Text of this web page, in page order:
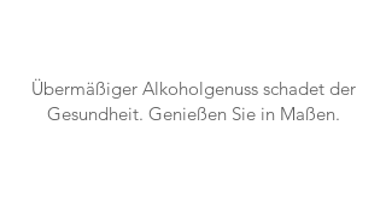
Übermäßiger Alkoholgenuss schadet der
Gesundheit. Genießen Sie in Maßen.